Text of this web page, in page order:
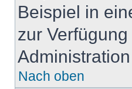
Beispiel in
zur
Nach oben